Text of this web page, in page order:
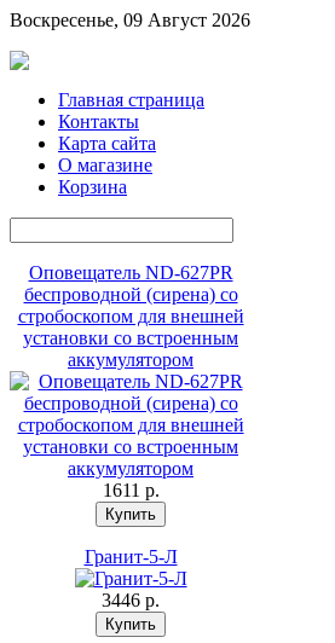
Воскресенье, 09 Август 2026
Главная страница
Контакты
Карта сайта
О магазине
Корзина
Оповещатель ND-627PR
беспроводной (сирена) со
стробоскопом для внешней
установки со встроенным
аккумулятором
1611 p.
Гранит-5-Л
3446 p.